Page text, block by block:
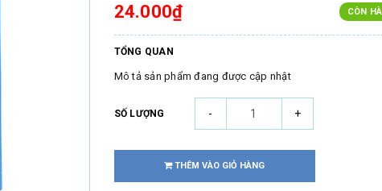
24.000₫ CÒN
TỔNG QUAN
Mô tả sản phẩm đang được cập nhật
SỐ LƯỢNG - +
THÊM VÀO GIỎ HÀNG